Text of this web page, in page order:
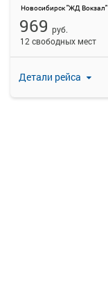
Новосибирск "ЖД Вокзал"
Детали рейса
969 руб.
12 свободных мест